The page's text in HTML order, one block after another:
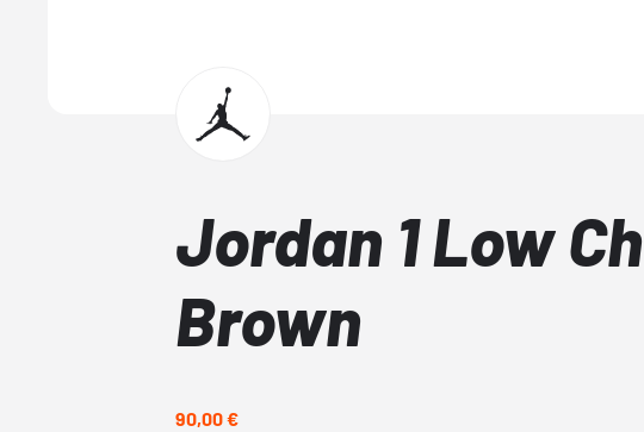
Jordan 1 Low
Brown
90,00 €